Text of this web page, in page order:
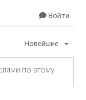
Войти
Новейшие